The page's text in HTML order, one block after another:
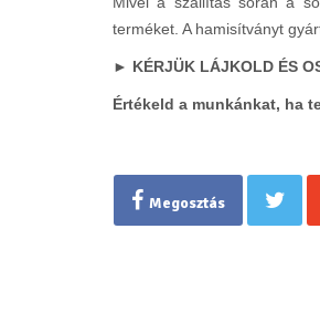
terméket. A hamisítványt
► KÉRJÜK LÁJKOLD ÉS
Értékeld a munkánkat, ha
Megosztás